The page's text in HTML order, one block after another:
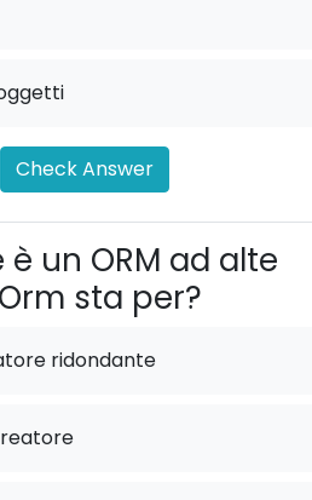
Check Answer
un ORM ad alte
sta per?
ridondante